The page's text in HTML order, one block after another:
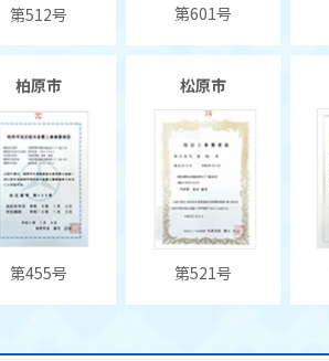
第512号 第601号
柏原市
第455号
松原市
第521号